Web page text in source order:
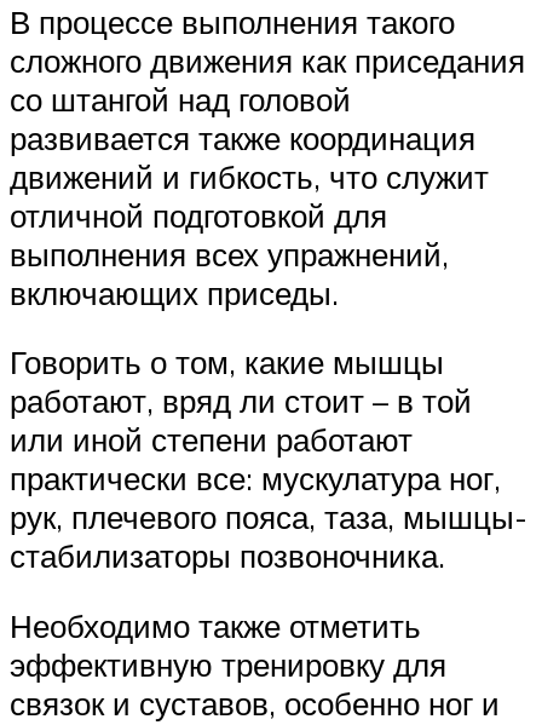
В процессе выполнения такого
сложного движения как приседания
со штангой над головой
развивается также координация
движений и гибкость, что служит
отличной подготовкой для
выполнения всех упражнений,
включающих приседы.
Говорить о том, какие мышцы
работают, вряд ли стоит – в той
или иной степени работают
практически все: мускулатура ног,
рук, плечевого пояса, таза, мышцы-
стабилизаторы позвоночника.
Необходимо также отметить
эффективную тренировку для
связок и суставов, особенно ног и